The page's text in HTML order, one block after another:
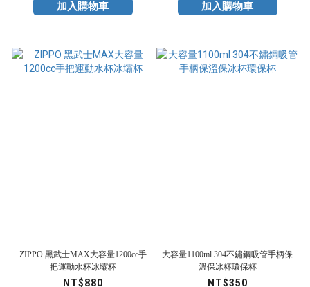
加入購物車 加入購物車
ZIPPO 黑武士MAX大容量1200cc手
把運動水杯冰壩杯
NT$880
大容量1100ml 304不鏽鋼吸管手柄保
溫保冰杯環保杯
NT$350